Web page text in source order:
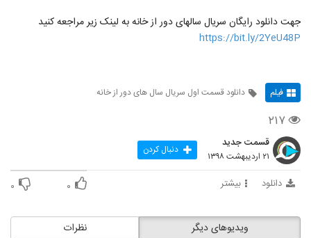
جهت دانلود رایگان سریال سالهای دور از خانه به لینک زیر مراجعه کنید
https://bit.ly/2YeU48P
فیلم دانلود قسمت اول سریال سال های دور از خانه
۲۱۷
قسمت جدید
۲۱ اردیبهشت ۱۳۹۸ دنبال کردن
دانلود بیشتر ۰ ۰
نظرات ویدیوهای دیگر